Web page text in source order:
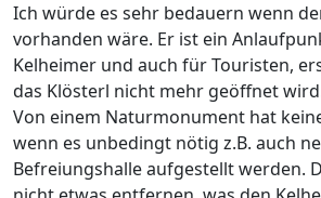
Ich würde es sehr bedauern wenn
vorhanden wäre. Er ist ein
Kelheimer und auch für Touristen,
das Klösterl nicht mehr geöffnet
Von einem Naturmonument hat
wenn es unbedingt nötig z.B. auch
Befreiungshalle aufgestellt werden.